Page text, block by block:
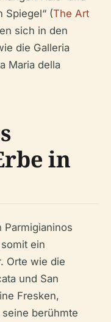
Spiegel“ (The Art
sich in den
die Galleria
Maria della
in
Parmigianinos
ein
Orte wie die
und San
Fresken,
berühmte